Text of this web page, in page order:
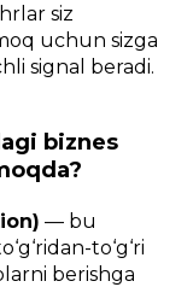
siz
uchun sizga
signal beradi.
biznes
— bu
to‘g‘ri
berishga